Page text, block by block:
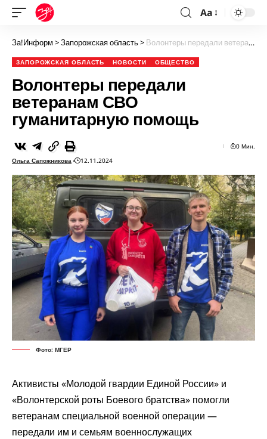
Aa
За!Информ >Запорожская область> Волонтеры передали ветеранам СВО гуманитарную помощь
ЗАПОРОЖСКАЯ ОБЛАСТЬ НОВОСТИ ОБЩЕСТВО
Волонтеры передали
ветеранам СВО
гуманитарную помощь
Ольга Сапожникова 12.11.2024
0 Мин.
Фото: МГЕР
Активисты «Молодой гвардии Единой России» и
«Волонтерской роты Боевого братства» помогли
ветеранам специальной военной операции —
передали им и семьям военнослужащих